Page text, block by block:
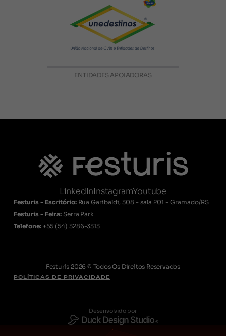
ENTIDADES APOIADORAS
LinkedInInstagramYoutube
Festuris - Escritório: Rua Garibaldi, 308 - sala 201 - Gramado/RS
Festuris - Feira: Serra Park
Telefone: +55 (54) 3286-3313
Festuris 2026 © Todos Os Direitos Reservados
POLÍTICAS DE PRIVACIDADE
Desenvolvido por